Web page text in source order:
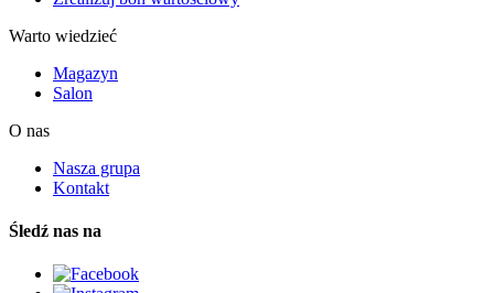
Warto wiedzieć
Magazyn
Salon
O nas
Nasza grupa
Kontakt
Śledź nas na